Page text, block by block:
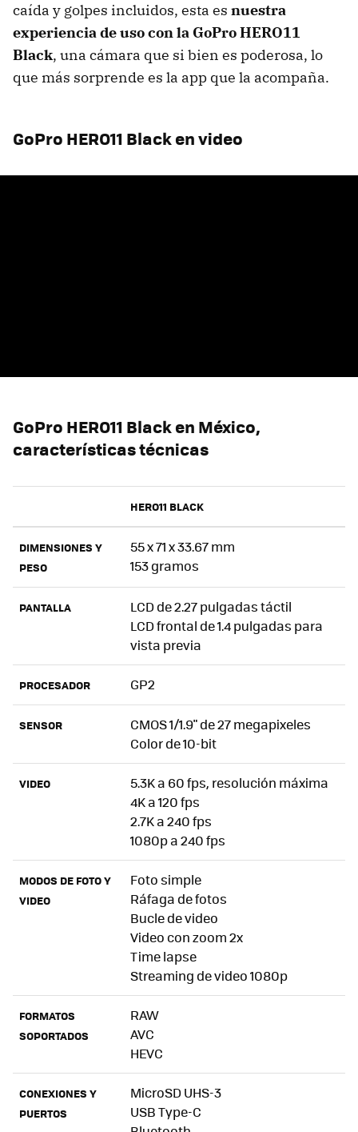
caída y golpes incluidos, esta es nuestra
experiencia de uso con la GoPro HERO11
Black, una cámara que si bien es poderosa, lo
que más sorprende es la app que la acompaña.
GoPro HERO11 Black en video
GoPro HERO11 Black en México,
características técnicas
HERO11 BLACK
DIMENSIONES Y
PESO
55 x 71 x 33.67 mm
153 gramos
PANTALLA
LCD de 2.27 pulgadas táctil
LCD frontal de 1.4 pulgadas para
vista previa
PROCESADOR GP2
SENSOR
CMOS 1/1.9" de 27 megapixeles
Color de 10-bit
VIDEO
5.3K a 60 fps, resolución máxima
4K a 120 fps
2.7K a 240 fps
1080p a 240 fps
MODOS DE FOTO Y
VIDEO
Foto simple
Ráfaga de fotos
Bucle de video
Video con zoom 2x
Time lapse
Streaming de video 1080p
FORMATOS
SOPORTADOS
RAW
AVC
HEVC
CONEXIONES Y
PUERTOS
MicroSD UHS-3
USB Type-C